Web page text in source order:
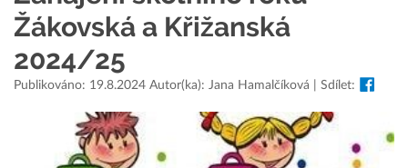
Žákovská a Křižanská
2024/25
Publikováno: 19.8.2024 Autor(ka): Jana Hamalčíková | Sdílet: